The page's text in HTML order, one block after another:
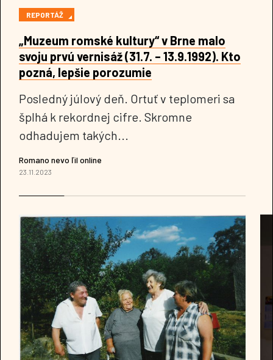
REPORTÁŽ
„Muzeum romské kultury“ v Brne malo
svoju prvú vernisáž (31.7. – 13.9.1992). Kto
pozná, lepšie porozumie
Posledný júlový deň. Ortuť v teplomeri sa
šplhá k rekordnej cifre. Skromne
odhadujem takých...
Romano nevo ľil online
23.11.2023